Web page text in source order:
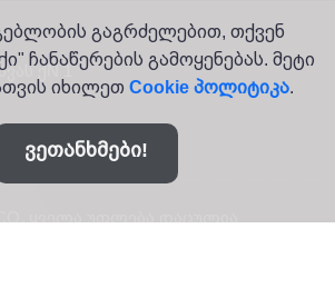
ქN 1
გაგრძელებით, თქვენ
ჩანაწერების გამოყენებას. მეტი
იხილეთ Cookie პოლიტიკა.
ვეთანხმები!